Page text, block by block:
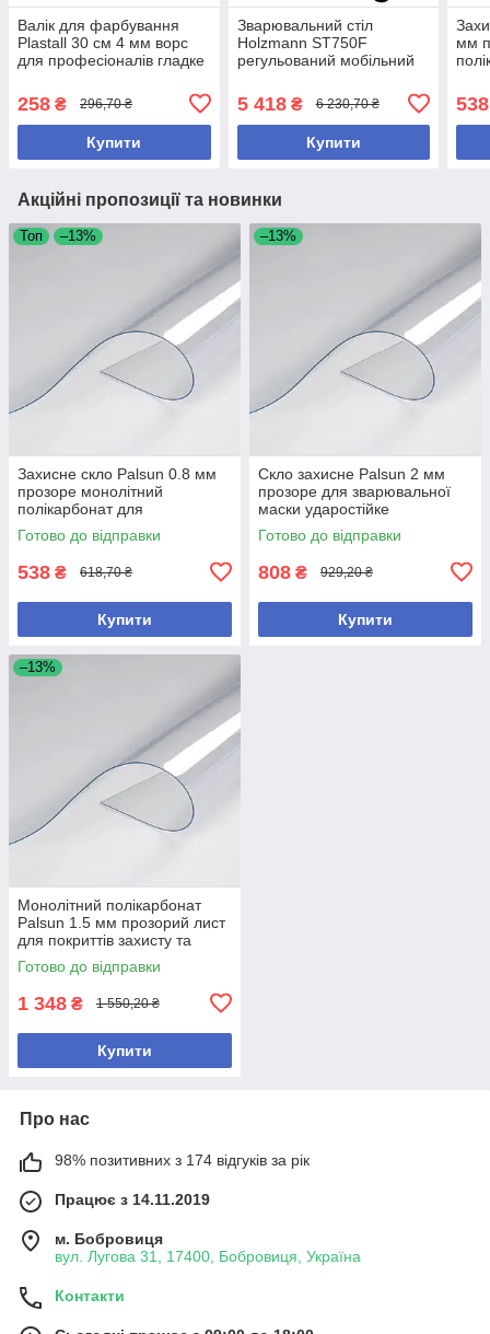
Валік для фарбування
Plastall 30 см 4 мм ворс
для професіоналів гладке
258 ₴ 296,70 ₴
Купити
Зварювальний стіл
Holzmann ST750F
регульований мобільний
зварювальних робіт
5 418₴ 6 230,70 ₴
Купити
мм
538
Акційні пропозиції та новинки
Топ –13%
Захисне скло Palsun 0.8 мм
прозоре монолітний
полікарбонат для
будівництва та захисту
Готово до відправки
538 ₴ 618,70 ₴
Купити
–13%
Скло захисне Palsun 2 мм
прозоре для зварювальної
маски ударостійке
монолітний полікарбонат
Готово до відправки
808 ₴ 929,20 ₴
Купити
–13%
Монолітний полікарбонат
Palsun 1.5 мм прозорий лист
для покриттів захисту та
скління
Готово до відправки
1 348 ₴ 1 550,20 ₴
Купити
Про нас
98% позитивних з 174 відгуків за рік
Працює з 14.11.2019
м. Бобровиця
вул. Лугова 31, 17400, Бобровиця, Україна
Контакти